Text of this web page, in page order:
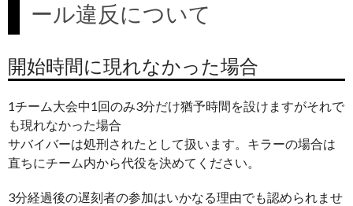
ール違反について
開始時間に現れなかった場合
1チーム大会中1回のみ3分だけ猶予時間を設けますがそれで
も現れなかった場合
サバイバーは処刑されたとして扱います。キラーの場合は
直ちにチーム内から代役を決めてください。
3分経過後の遅刻者の参加はいかなる理由でも認められませ